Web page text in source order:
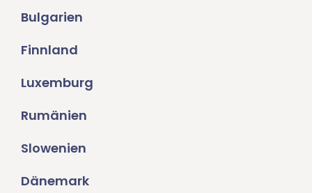
Bulgarien
Finnland
Luxemburg
Rumänien
Slowenien
Dänemark